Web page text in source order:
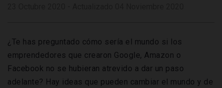
¿Te has preguntado cómo sería el mundo si los
emprendedores que crearon Google, Amazon o
Facebook no se hubieran atrevido a dar un paso
adelante? Hay ideas que pueden cambiar el mundo y de